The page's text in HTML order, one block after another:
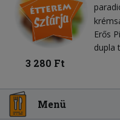
Erős
dupla
3 280 Ft
Menü